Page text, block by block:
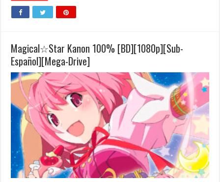
Magical☆Star Kanon 100% [BD][1080p][Sub-
Español][Mega-Drive]